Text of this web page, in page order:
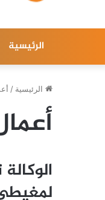
الرئيسية
الرئيسية /